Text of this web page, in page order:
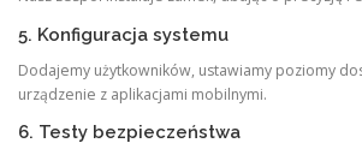
5. Konfiguracja systemu
Dodajemy użytkowników, ustawiamy poziomy
urządzenie z aplikacjami mobilnymi.
6. Testy bezpieczeństwa